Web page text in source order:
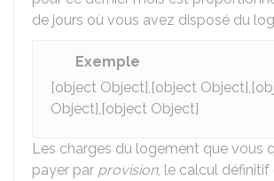
de jours où vous avez disposé du
Exemple
[object Object],[object
Object],[object Object]
Les charges du logement que vous
payer par provision, le calcul définitif